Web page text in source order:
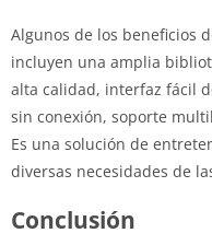
Algunos de los beneficios
incluyen una amplia
alta calidad, interfaz fácil
sin conexión, soporte
Es una solución de
diversas necesidades de
Conclusión